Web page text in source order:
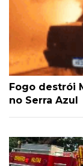
Fogo destrói
no Serra Azul